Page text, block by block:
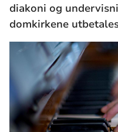
diakoni og
domkirkene